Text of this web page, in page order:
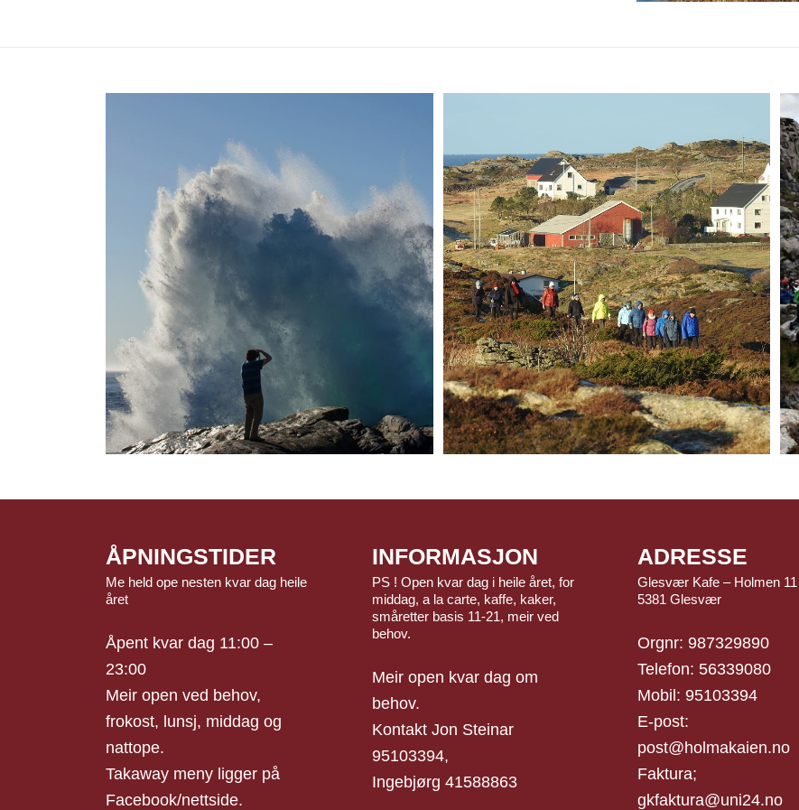
ÅPNINGSTIDER
Me held ope nesten kvar dag heile
året
Åpent kvar dag 11:00 –
23:00
Meir open ved behov,
frokost, lunsj, middag og
nattope.
Takaway meny ligger på
Facebook/nettside.
INFORMASJON
PS ! Open kvar dag i heile året, for
middag, a la carte, kaffe, kaker,
småretter basis 11-21, meir ved
behov.
Meir open kvar dag om
behov.
Kontakt Jon Steinar
95103394,
Ingebjørg 41588863
ADRESSE
Glesvær Kafe – Holmen 11
5381 Glesvær
Orgnr: 987329890
Telefon: 56339080
Mobil: 95103394
E-post:
post@holmakaien.no
Faktura;
gkfaktura@uni24.no